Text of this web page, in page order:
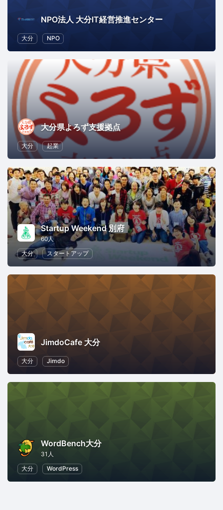
NPO法人 大分IT経営推進センター
大分 NPO
大分県よろず支援拠点
大分 起業
Startup Weekend 別府
60人
大分
スタートアップ
JimdoCafe 大分
大分 Jimdo
WordBench大分
31人
大分
WordPress